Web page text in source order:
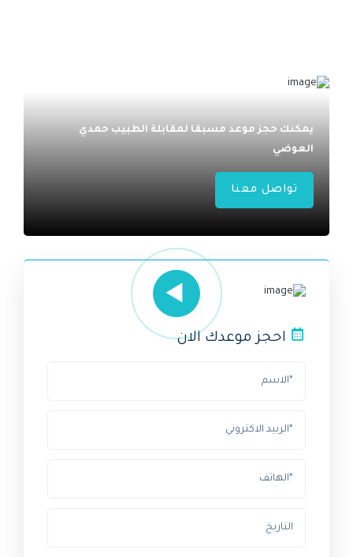
يمكنك حجز موعد مسبقا لمقابلة الطبيب حمدي
العوضي
تواصل معنا
احجز موعدك الان